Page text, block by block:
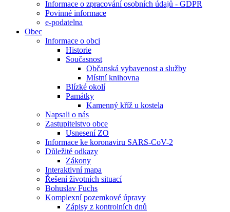
Informace o zpracování osobních údajů - GDPR
Povinné informace
e-podatelna
Obec
Informace o obci
Historie
Současnost
Občanská vybavenost a služby
Místní knihovna
Blízké okolí
Památky
Kamenný kříž u kostela
Napsali o nás
Zastupitelstvo obce
Usnesení ZO
Informace ke koronaviru SARS-CoV-2
Důležité odkazy
Zákony
Interaktivní mapa
Řešení životních situací
Bohuslav Fuchs
Komplexní pozemkové úpravy
Zápisy z kontrolních dnů